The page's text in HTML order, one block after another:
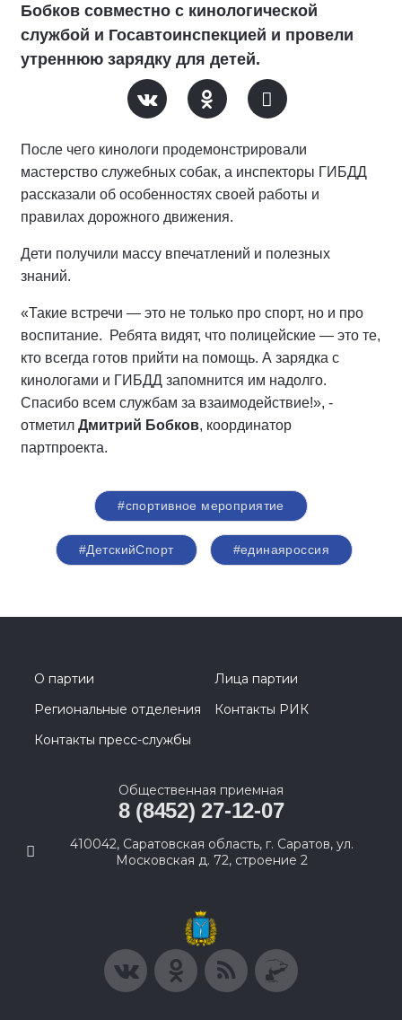
Бобков совместно с кинологической
службой и Госавтоинспекцией и провели
утреннюю зарядку для детей.
После чего кинологи продемонстрировали
мастерство служебных собак, а инспекторы ГИБДД
рассказали об особенностях своей работы и
правилах дорожного движения.
Дети получили массу впечатлений и полезных
знаний.
«Такие встречи — это не только про спорт, но и про
воспитание. Ребята видят, что полицейские — это те,
кто всегда готов прийти на помощь. А зарядка с
кинологами и ГИБДД запомнится им надолго.
Спасибо всем службам за взаимодействие!», -
отметил Дмитрий Бобков, координатор
партпроекта.
#спортивное мероприятие
#ДетскийСпорт #единаяроссия
О партии
Лица партии
Региональные отделения
Контакты РИК
Контакты пресс-службы
Общественная приемная
8 (8452) 27-12-07
410042, Саратовская область, г. Саратов, ул.
Московская д. 72, строение 2